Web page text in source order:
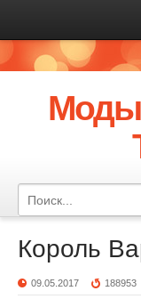
Моды
Король
09.05.2017 188953